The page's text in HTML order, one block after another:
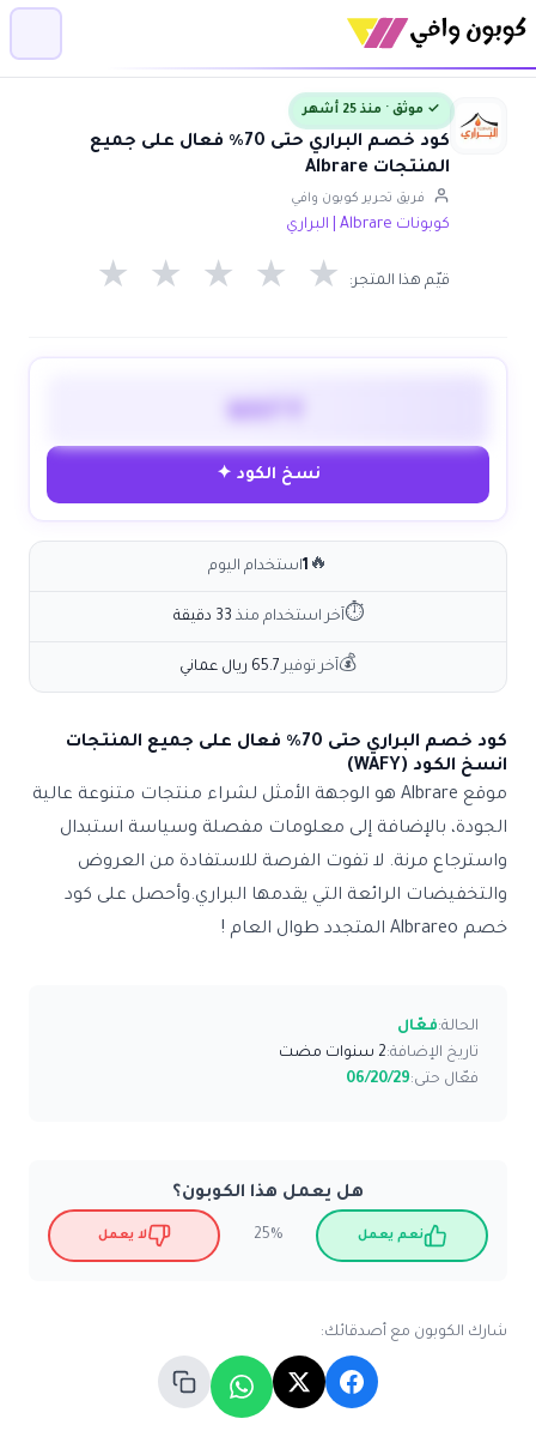
✓ موثق · منذ 25 أشهر
كود خصم البراري حتى 70٪ فعال على جميع
المنتجات Albrare
فريق تحرير كوبون وافي
كوبونات Albrare | البراري
قيّم هذا المتجر: ★ ★ ★ ★ ★
WAFY
نسخ الكود ✦
🔥
1استخدام اليوم
⏱آخر استخدام منذ 33 دقيقة
💰آخر توفير 65.7 ريال عماني
كود خصم البراري حتى 70٪ فعال على جميع المنتجات
انسخ الكود (WAFY)
موقع Albrare هو الوجهة الأمثل لشراء منتجات متنوعة عالية
الجودة، بالإضافة إلى معلومات مفصلة وسياسة استبدال
واسترجاع مرنة. لا تفوت الفرصة للاستفادة من العروض
والتخفيضات الرائعة التي يقدمها البراري.وأحصل على كود
خصم Albrareo المتجدد طوال العام !
الحالة:فعّال
تاريخ الإضافة:2 سنوات مضت
فعّال حتى:06/20/29
هل يعمل هذا الكوبون؟
نعم يعمل 25% لا يعمل
شارك الكوبون مع أصدقائك: